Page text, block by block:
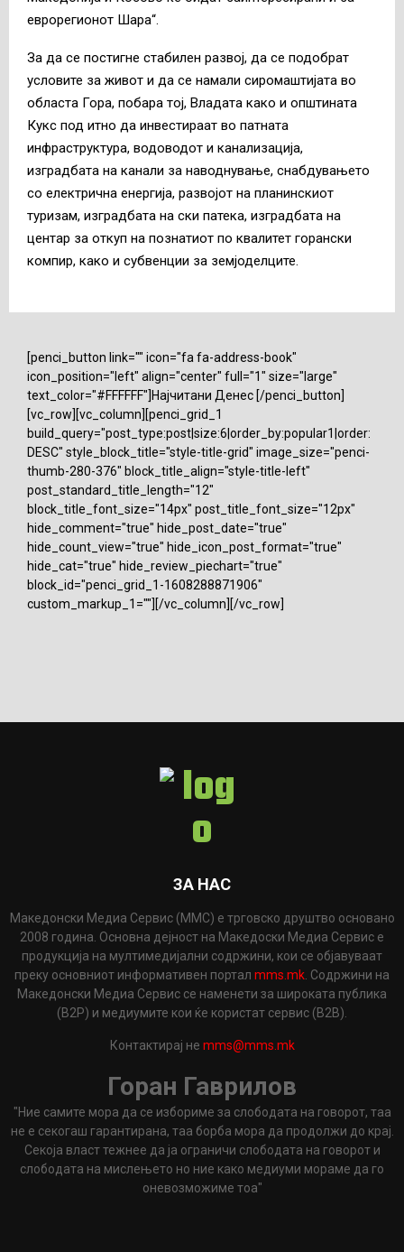
еврорегионот Шара“.
За да се постигне стабилен развој, да се подобрат
условите за живот и да се намали сиромаштијата во
областа Гора, побара тој, Владата како и општината
Кукс под итно да инвестираат во патната
инфраструктура, водоводот и канализација,
изградбата на канали за наводнување, снабдувањето
со електрична енергија, развојот на планинскиот
туризам, изградбата на ски патека, изградбата на
центар за откуп на познатиот по квалитет горански
компир, како и субвенции за земјоделците.
[penci_button link="" icon="fa fa-address-book"
icon_position="left" align="center" full="1" size="large"
text_color="#FFFFFF"]Најчитани Денес [/penci_button]
[vc_row][vc_column][penci_grid_1
build_query="post_type:post|size:6|order_by:popular1|order:
DESC" style_block_title="style-title-grid" image_size="penci-
thumb-280-376" block_title_align="style-title-left"
post_standard_title_length="12"
block_title_font_size="14px" post_title_font_size="12px"
hide_comment="true" hide_post_date="true"
hide_count_view="true" hide_icon_post_format="true"
hide_cat="true" hide_review_piechart="true"
block_id="penci_grid_1-1608288871906"
custom_markup_1=""][/vc_column][/vc_row]
ЗА НАС
Македонски Медиа Сервис (ММС) е трговско друштво основано
2008 година. Основна дејност на Македоски Медиа Сервис е
продукција на мултимедијални содржини, кои се објавуваат
преку основниот информативен портал mms.mk . Содржини на
Македонски Медиа Сервис се наменети за широката публика
(B2P) и медиумите кои ќе користат сервис (B2B).
Контактирај не mms@mms.mk
Горан Гаврилов
"Ние самите мора да се избориме за слободата на говорот, таа
не е секогаш гарантирана, таа борба мора да продолжи до крај.
Секоја власт тежнее да ја ограничи слободата на говорот и
слободата на мислењето но ние како медиуми мораме да го
оневозможиме тоа"